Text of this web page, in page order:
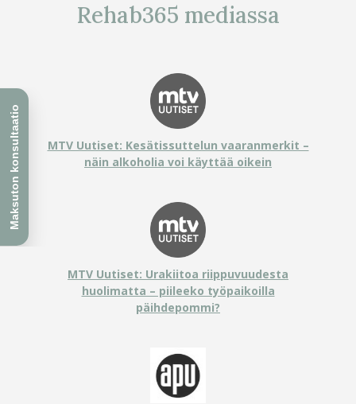
Rehab365 mediassa
MTV Uutiset: Kesätissuttelun vaaranmerkit –
näin alkoholia voi käyttää oikein
MTV Uutiset: Urakiitoa riippuvuudesta
huolimatta – piileeko työpaikoilla
päihdepommi?